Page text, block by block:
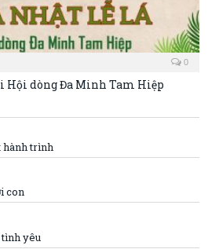
0
Hội dòng Đa Minh Tam Hiệp
hành trình
con
yêu